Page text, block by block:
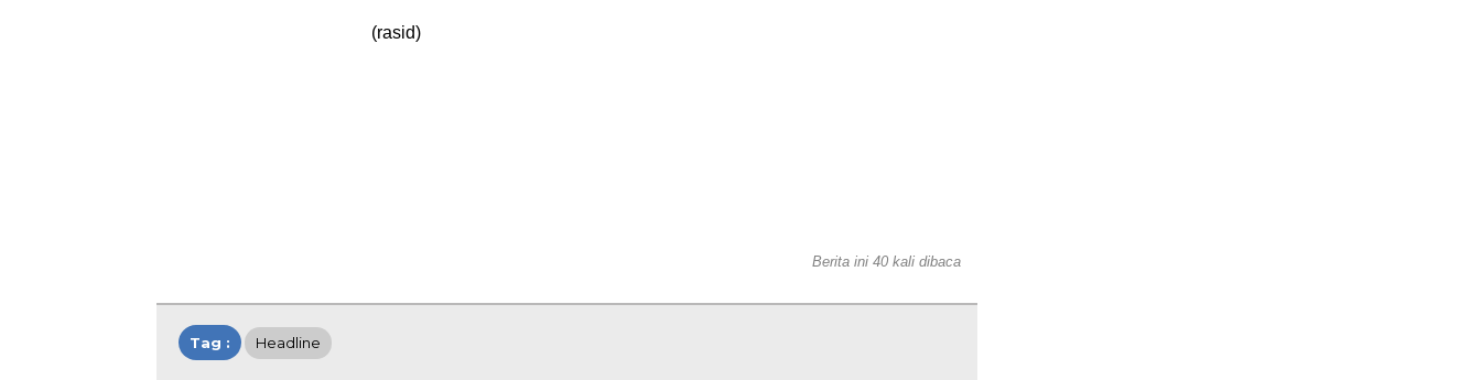
(rasid)
Berita ini 40 kali dibaca
Tag : Headline